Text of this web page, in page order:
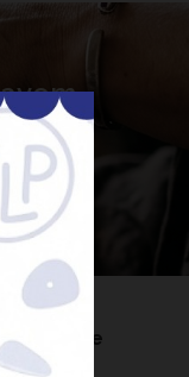
compte